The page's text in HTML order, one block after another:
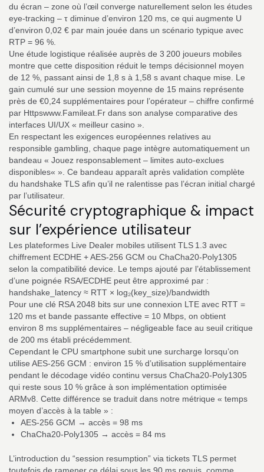
du écran – zone où l’œil converge naturellement selon les études
eye‑tracking – τ diminue d’environ 120 ms, ce qui augmente U
d’environ 0,02 € par main jouée dans un scénario typique avec
RTP = 96 %.
Une étude logistique réalisée auprès de 3 200 joueurs mobiles
montre que cette disposition réduit le temps décisionnel moyen
de 12 %, passant ainsi de 1,8 s à 1,58 s avant chaque mise. Le
gain cumulé sur une session moyenne de 15 mains représente
près de €0,24 supplémentaires pour l’opérateur – chiffre confirmé
par Httpswww.Famileat.Fr dans son analyse comparative des
interfaces UI/UX « meilleur casino ».
En respectant les exigences européennes relatives au
responsible gambling, chaque page intègre automatiquement un
bandeau « Jouez responsablement – limites auto‑exclues
disponibles« ». Ce bandeau apparaît après validation complète
du handshake TLS afin qu’il ne ralentisse pas l’écran initial chargé
par l’utilisateur.
Sécurité cryptographique & impact
sur l’expérience utilisateur
Les plateformes Live Dealer mobiles utilisent TLS 1.3 avec
chiffrement ECDHE + AES‑256 GCM ou ChaCha20‑Poly1305
selon la compatibilité device. Le temps ajouté par l’établissement
d’une poignée RSA/ECDHE peut être approximé par :
handshake_latency ≈ RTT × log₂(key_size)/bandwidth
Pour une clé RSA 2048 bits sur une connexion LTE avec RTT =
120 ms et bande passante effective = 10 Mbps, on obtient
environ 8 ms supplémentaires – négligeable face au seuil critique
de 200 ms établi précédemment.
Cependant le CPU smartphone subit une surcharge lorsqu’on
utilise AES‑256 GCM : environ 15 % d’utilisation supplémentaire
pendant le décodage vidéo continu versus ChaCha20‑Poly1305
qui reste sous 10 % grâce à son implémentation optimisée
ARMv8. Cette différence se traduit dans notre métrique « temps
moyen d’accès à la table » :
AES‑256 GCM → accès = 98 ms
ChaCha20‑Poly1305 → accès = 84 ms
L’introduction du “session resumption” via tickets TLS permet
toutefois de ramener ce délai sous les 90 ms requis, comme